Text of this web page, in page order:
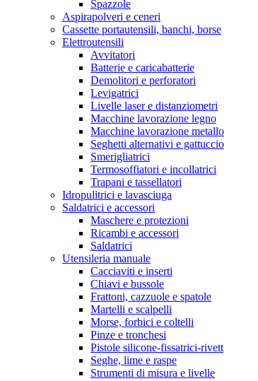
Spazzole
Aspirapolveri e ceneri
Cassette portautensili, banchi, borse
Elettroutensili
Avvitatori
Batterie e caricabatterie
Demolitori e perforatori
Levigatrici
Livelle laser e distanziometri
Macchine lavorazione legno
Macchine lavorazione metallo
Seghetti alternativi e gattuccio
Smerigliatrici
Termosoffiatori e incollatrici
Trapani e tassellatori
Idropulitrici e lavasciuga
Saldatrici e accessori
Maschere e protezioni
Ricambi e accessori
Saldatrici
Utensileria manuale
Cacciaviti e inserti
Chiavi e bussole
Frattoni, cazzuole e spatole
Martelli e scalpelli
Morse, forbici e coltelli
Pinze e tronchesi
Pistole silicone-fissatrici-rivett
Seghe, lime e raspe
Strumenti di misura e livelle